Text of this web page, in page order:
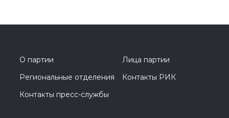
О партии
Лица партии
Региональные отделения
Контакты РИК
Контакты пресс-службы